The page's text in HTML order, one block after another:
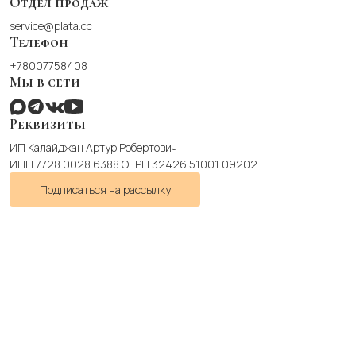
service@plata.cc
Телефон
+78007758408
Мы в сети
Реквизиты
ИП Калайджан Артур Робертович
ИНН 7728 0028 6388 ОГРН 32426 51001 09202
Подписаться на рассылку